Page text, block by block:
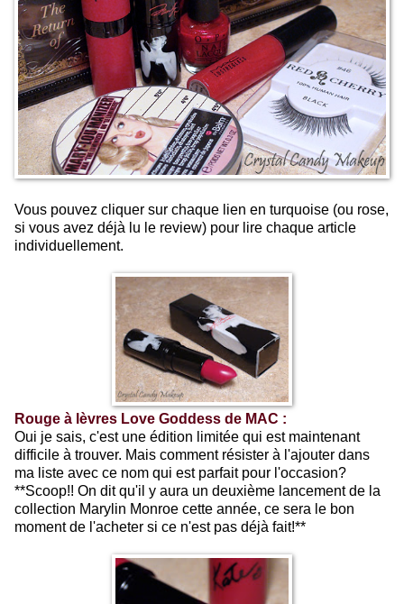
Vous pouvez cliquer sur chaque lien en turquoise (ou rose,
si vous avez déjà lu le review) pour lire chaque article
individuellement.
Rouge à lèvres Love Goddess de MAC :
Oui je sais, c'est une édition limitée qui est maintenant
difficile à trouver. Mais comment résister à l'ajouter dans
ma liste avec ce nom qui est parfait pour l'occasion?
**Scoop!! On dit qu'il y aura un deuxième lancement de la
collection Marylin Monroe cette année, ce sera le bon
moment de l'acheter si ce n'est pas déjà fait!**